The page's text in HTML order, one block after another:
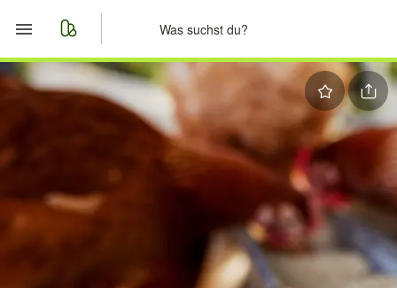
Start
Nachrichten
Anzeige aufgeben